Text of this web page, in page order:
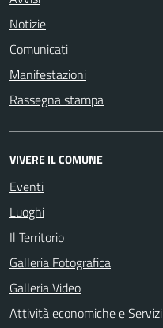
Notizie
Comunicati
Manifestazioni
Rassegna stampa
VIVERE IL COMUNE
Eventi
Luoghi
Il Territorio
Galleria Fotografica
Galleria Video
Attività economiche e Servizi